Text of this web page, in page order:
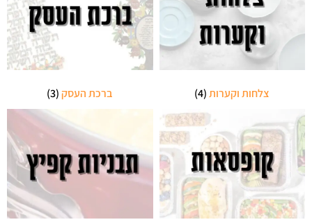
צלחות וקערות(4) ברכת העסק(3)